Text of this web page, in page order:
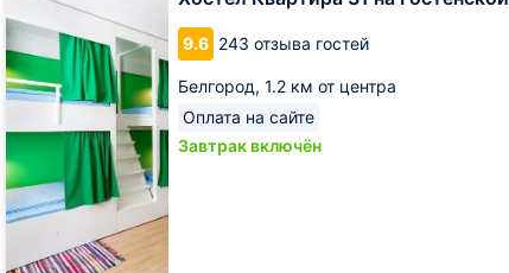
9.6 243 отзыва гостей
Белгород, 1.2 км от центра
Оплата на сайте
Завтрак включён
Квартира
на
Гостенской